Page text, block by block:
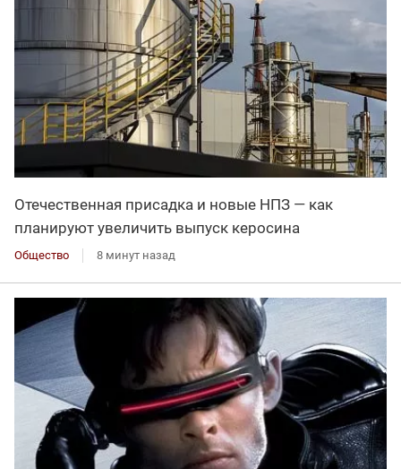
Отечественная присадка и новые НПЗ — как
планируют увеличить выпуск керосина
Общество 8 минут назад